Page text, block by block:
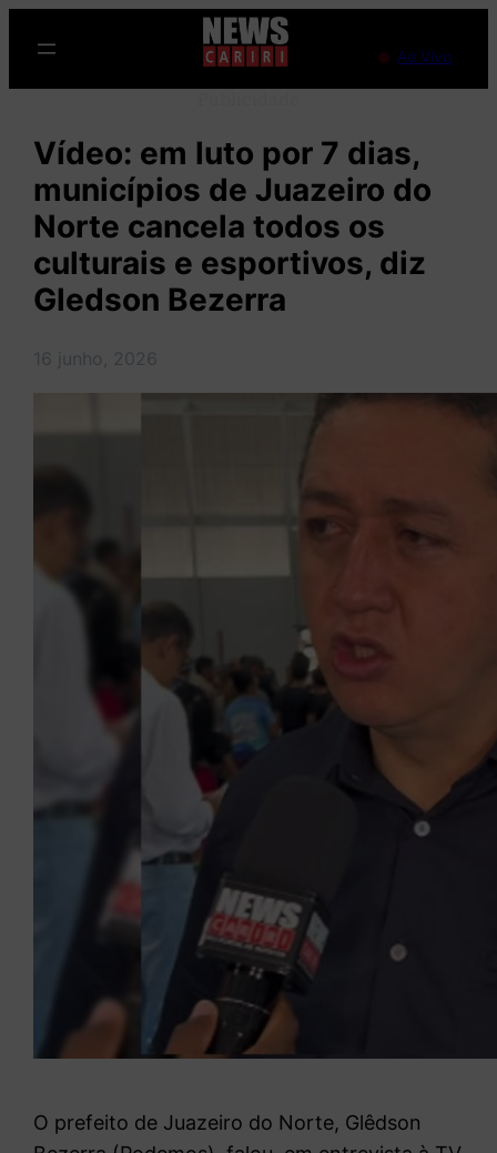
para
o
Ao Vivo
Vídeo: em luto por 7 dias,
municípios de Juazeiro do
Norte cancela todos os
culturais e esportivos, diz
Gledson Bezerra
16 junho, 2026
O prefeito de Juazeiro do Norte, Glêdson